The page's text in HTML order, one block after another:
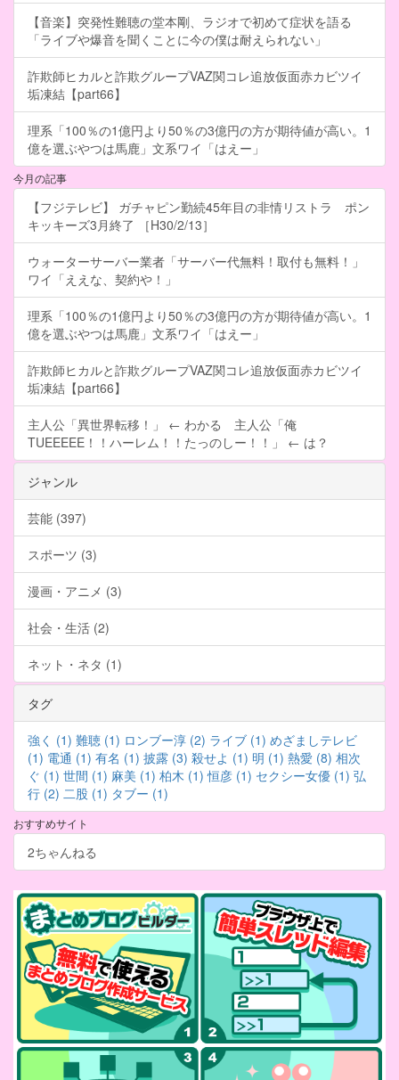
【音楽】突発性難聴の堂本剛、ラジオで初めて症状を語る
「ライブや爆音を聞くことに今の僕は耐えられない」
詐欺師ヒカルと詐欺グループVAZ関コレ追放仮面赤カビツイ
垢凍結【part66】
理系「100％の1億円より50％の3億円の方が期待値が高い。1
億を選ぶやつは馬鹿」文系ワイ「はえー」
今月の記事
【フジテレビ】 ガチャピン勤続45年目の非情リストラ ポン
キッキーズ3月終了 ［H30/2/13］
ウォーターサーバー業者「サーバー代無料！取付も無料！」
ワイ「ええな、契約や！」
理系「100％の1億円より50％の3億円の方が期待値が高い。1
億を選ぶやつは馬鹿」文系ワイ「はえー」
詐欺師ヒカルと詐欺グループVAZ関コレ追放仮面赤カビツイ
垢凍結【part66】
主人公「異世界転移！」 ← わかる 主人公「俺
TUEEEEE！！ハーレム！！たっのしー！！」 ← は？
ジャンル
芸能 (397)
スポーツ (3)
漫画・アニメ (3)
社会・生活 (2)
ネット・ネタ (1)
タグ
強く (1) 難聴 (1) ロンブー淳 (2) ライブ (1) めざましテレビ
(1) 電通 (1) 有名 (1) 披露 (3) 殺せよ (1) 明 (1) 熱愛 (8) 相次
ぐ (1) 世間 (1) 麻美 (1) 柏木 (1) 恒彦 (1) セクシー女優 (1) 弘
行 (2) 二股 (1) タブー (1)
おすすめサイト
2ちゃんねる